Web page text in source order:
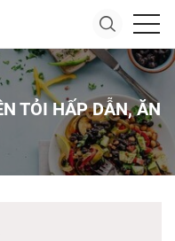
TỎI HẤP DẪN, ĂN